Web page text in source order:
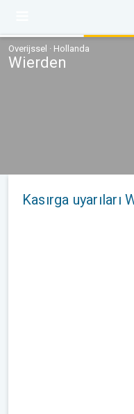
Overijssel · Hollanda
Wierden
Kasırga uyarıları